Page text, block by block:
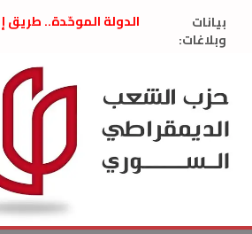
بيانات
وبلاغات:
الدولة الموحّدة.. طريق
العام السابق لحزب
الديمقراطي
بلاغ صادر عن اجتماع
2026
الحرب الأمريكية
في إيران .. بيان من حزب
السوري